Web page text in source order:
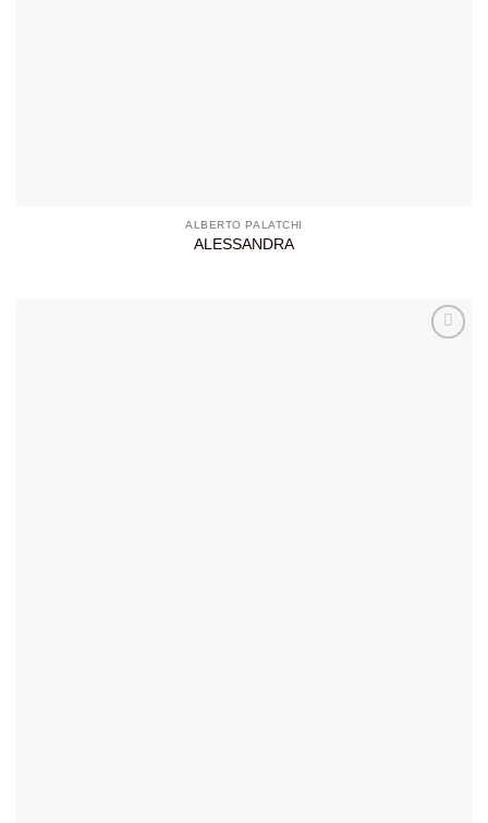
ALBERTO PALATCHI
ALESSANDRA